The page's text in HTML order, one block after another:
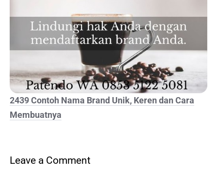
2439 Contoh Nama Brand Unik, Keren dan Cara
Membuatnya
Leave a Comment